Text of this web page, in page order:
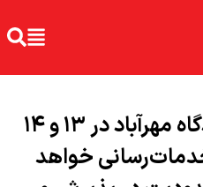
شرکت فرودگاه‌ها: فرودگاه مهرآباد در ۱۳ و ۱۴
خواهد